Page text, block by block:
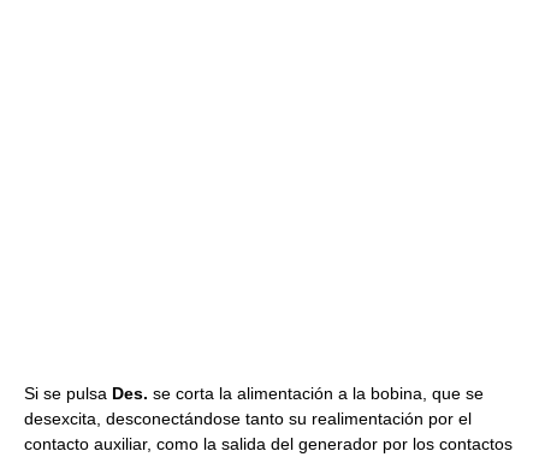
Si se pulsa Des. se corta la alimentación a la bobina, que se
desexcita, desconectándose tanto su realimentación por el
contacto auxiliar, como la salida del generador por los contactos